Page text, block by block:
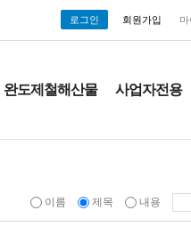
로그인 회원가입 마
완도제철해산물 사업자전용
이름 제목 내용